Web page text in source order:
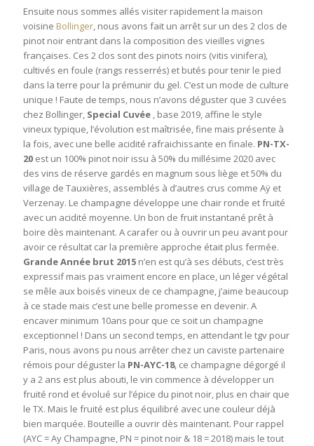
Ensuite nous sommes allés visiter rapidement la maison
voisine Bollinger, nous avons fait un arrêt sur un des 2 clos de
pinot noir entrant dans la composition des vieilles vignes
françaises. Ces 2 clos sont des pinots noirs (vitis vinifera),
cultivés en foule (rangs resserrés) et butés pour tenir le pied
dans la terre pour la prémunir du gel. C’est un mode de culture
unique ! Faute de temps, nous n’avons déguster que 3 cuvées
chez Bollinger, Special Cuvée , base 2019, affine le style
vineux typique, l’évolution est maîtrisée, fine mais présente à
la fois, avec une belle acidité rafraichissante en finale. PN-TX-
20 est un 100% pinot noir issu à 50% du millésime 2020 avec
des vins de réserve gardés en magnum sous liège et 50% du
village de Tauxières, assemblés à d’autres crus comme Aÿ et
Verzenay. Le champagne développe une chair ronde et fruité
avec un acidité moyenne. Un bon de fruit instantané prêt à
boire dès maintenant. A carafer ou à ouvrir un peu avant pour
avoir ce résultat car la première approche était plus fermée.
Grande Année brut 2015 n’en est qu’à ses débuts, c’est très
expressif mais pas vraiment encore en place, un léger végétal
se mêle aux boisés vineux de ce champagne, j’aime beaucoup
à ce stade mais c’est une belle promesse en devenir. A
encaver minimum 10ans pour que ce soit un champagne
exceptionnel ! Dans un second temps, en attendant le tgv pour
Paris, nous avons pu nous arrêter chez un caviste partenaire
rémois pour déguster la PN-AYC-18, ce champagne dégorgé il
y a 2 ans est plus abouti, le vin commence à développer un
fruité rond et évolué sur l’épice du pinot noir, plus en chair que
le TX. Mais le fruité est plus équilibré avec une couleur déjà
bien marquée. Bouteille a ouvrir dès maintenant. Pour rappel
(AYC = Ay Champagne, PN = pinot noir & 18 = 2018) mais le tout